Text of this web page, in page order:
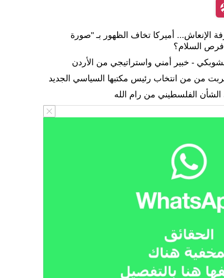
الإنعاش... أميركا تخاف الظهور بـ "صورة
السلام؟
من من انتخاب رئيس مكتبها السياسي الجديد
الفلسطيني من رام الله